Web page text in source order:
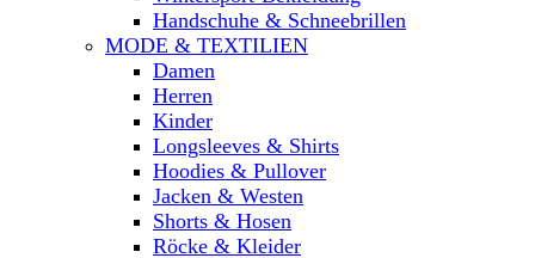
Handschuhe & Schneebrillen
MODE & TEXTILIEN
Damen
Herren
Kinder
Longsleeves & Shirts
Hoodies & Pullover
Jacken & Westen
Shorts & Hosen
Röcke & Kleider